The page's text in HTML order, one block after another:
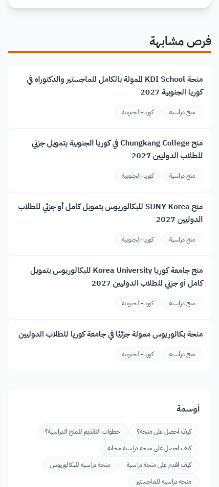
فرص مشابهة
منحة KDI School الممولة بالكامل للماجستير والدكتوراه في
كوريا الجنوبية 2027
منح دراسية كوريا-الجنوبية
منح Chungkang College في كوريا الجنوبية بتمويل جزئي
للطلاب الدوليين 2027
منح دراسية كوريا-الجنوبية
منح SUNY Korea للبكالوريوس بتمويل كامل أو جزئي للطلاب
الدوليين 2027
منح دراسية كوريا-الجنوبية
منح جامعة كوريا Korea University للبكالوريوس بتمويل
كامل أو جزئي للطلاب الدوليين 2027
منح دراسية كوريا-الجنوبية
منحة بكالوريوس ممولة جزئيًا في جامعة كوريا للطلاب الدوليين
منح دراسية كوريا-الجنوبية
أوسمة
كيف أحصل على منحة؟
خطوات التقديم للمنح الدراسية؟
كيف احصل على منحة دراسية مجاية
كيف اقدم على منحة دراسية
منحة دراسيه للبكالوريوس
منحه دراسيه للماجستير